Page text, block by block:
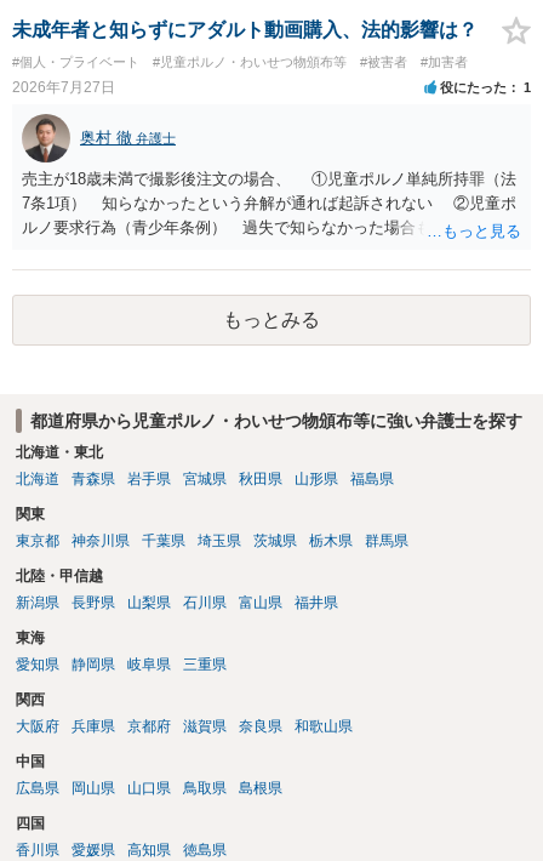
未成年者と知らずにアダルト動画購入、法的影響は？
#個人・プライベート #児童ポルノ・わいせつ物頒布等 #被害者 #加害者
2026年7月27日 役にたった 1
奥村 徹 弁護士
売主が18歳未満で撮影後注文の場合、 ①児童ポルノ単純所持罪（法
7条1項） 知らなかったという弁解が通れば起訴されない ②児童ポ
ルノ要求行為（青少年条例） 過失で知らなかった場合も処罰される
ることになります。 対応としては、福祉犯罪に詳しい弁護士に相談
した上で 相手方の地域も知らない・年齢も知らなかったという弁
解 もう消したので持ってない という弁解を用意して、警察相談を
検討してください。
もっとみる
都道府県から児童ポルノ・わいせつ物頒布等に強い弁護士を探す
北海道・東北
北海道
青森県 岩手県 宮城県 秋田県 山形県 福島県
関東
東京都
神奈川県 千葉県 埼玉県 茨城県 栃木県 群馬県
北陸・甲信越
新潟県
長野県 山梨県 石川県 富山県 福井県
東海
愛知県
静岡県 岐阜県 三重県
関西
大阪府
兵庫県 京都府 滋賀県 奈良県 和歌山県
中国
広島県
岡山県 山口県 鳥取県 島根県
四国
香川県
愛媛県 高知県 徳島県